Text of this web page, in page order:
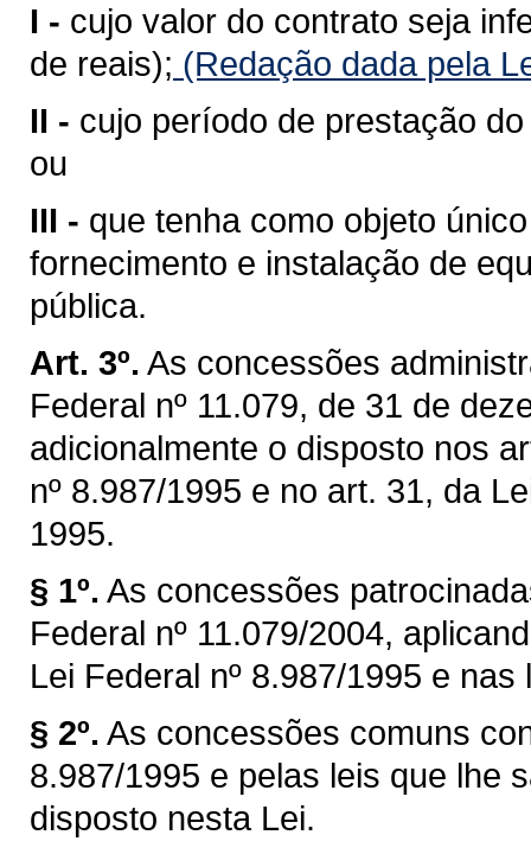
I - cujo valor do contrato seja
de reais); (Redação dada pela
II - cujo período de prestação
ou
III - que tenha como objeto
fornecimento e instalação de
pública.
Art. 3º. As concessões
Federal nº 11.079, de 31 de
adicionalmente o disposto nos
nº 8.987/1995 e no art. 31, da
1995.
§ 1º. As concessões
Federal nº 11.079/2004,
Lei Federal nº 8.987/1995 e
§ 2º. As concessões comuns
8.987/1995 e pelas leis que lhe
disposto nesta Lei.